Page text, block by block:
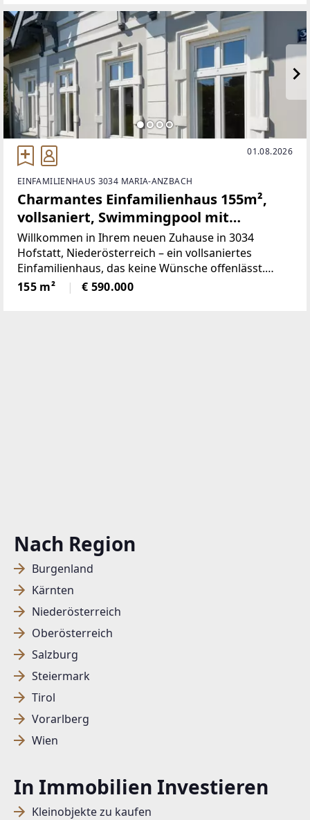
Nach Region
Burgenland
Kärnten
Niederösterreich
Oberösterreich
Salzburg
Steiermark
Tirol
Vorarlberg
Wien
In Immobilien Investieren
Kleinobjekte zu kaufen
01.08.2026
EINFAMILIENHAUS 3034 MARIA-ANZBACH
Charmantes Einfamilienhaus 155m²,
vollsaniert, Swimmingpool mit
Überdachung in 3034 Hofstatt, €590.000
Willkommen in Ihrem neuen Zuhause in 3034
Hofstatt, Niederösterreich – ein vollsaniertes
Einfamilienhaus, das keine Wünsche offenlässt.
Dieses attraktive Traumhaus mit einer großzügigen
Wohnfläche von 155 m² bietet Ihnen und Ihrer
155 m² € 590.000